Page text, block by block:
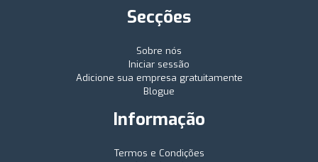
Secções
Sobre nós
Iniciar sessão
Adicione sua empresa gratuitamente
Blogue
Informação
Termos e Condições